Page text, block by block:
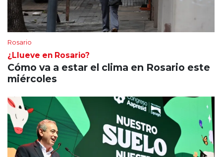
Rosario
¿Llueve en Rosario?
Cómo va a estar el clima en Rosario este
miércoles